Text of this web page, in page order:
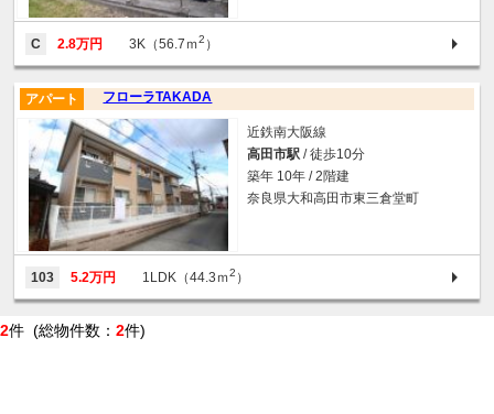
C 2.8万円 3K（56.7ｍ2 ）
フローラTAKADA
アパート
近鉄南大阪線
高田市駅 / 徒歩10分
築年 10年 / 2階建
奈良県大和高田市東三倉堂町
103 5.2万円 1LDK（44.3ｍ2 ）
2件 (総物件数： 2件)